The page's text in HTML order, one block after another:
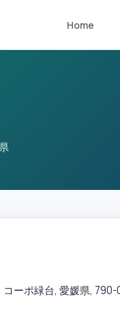
Home
ーポ緑台, 愛媛県,